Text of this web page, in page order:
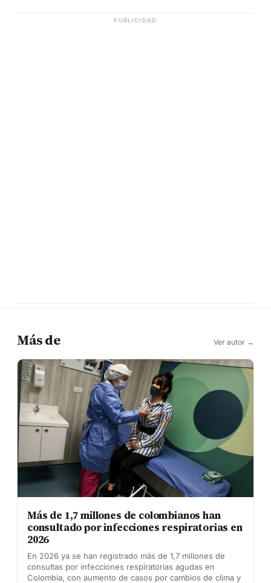
PUBLICIDAD
Más de Ver autor →
Más de 1,7 millones de colombianos han
consultado por infecciones respiratorias en
2026
En 2026 ya se han registrado más de 1,7 millones de
consultas por infecciones respiratorias agudas en
Colombia, con aumento de casos por cambios de clima y